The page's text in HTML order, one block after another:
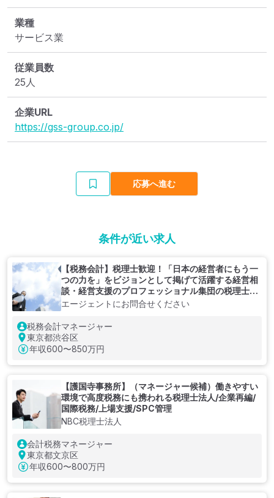
業種
サービス業
従業員数
25人
企業URL
https://gss-group.co.jp/
応募へ進む
条件が近い求人
【税務会計】税理士歓迎！「日本の経営者にもう一
つの力を」をビジョンとして掲げて活躍する経営相
談・経営支援のプロフェッショナル集団の税理士法
人
エージェントにお問合せください
税務会計マネージャー
東京都渋谷区
年収600〜850万円
【護国寺事務所】（マネージャー候補）働きやすい
環境で高度税務にも携われる税理士法人/企業再編/
国際税務/上場支援/SPC管理
NBC税理士法人
会計税務マネージャー
東京都文京区
年収600〜800万円